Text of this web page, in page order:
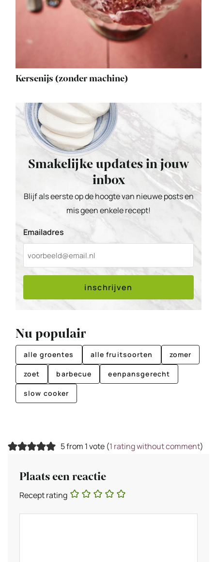
Kersenijs (zonder machine)
Smakelijke updates in jouw
inbox
Blijf als eerste op de hoogte van nieuwe posts en
mis geen enkele recept!
Emailadres
inschrijven
Nu populair
alle groentes alle fruitsoorten zomer
zoet barbecue eenpansgerecht
slow cooker
5 from 1 vote (1 rating without comment)
Plaats een reactie
Recept rating